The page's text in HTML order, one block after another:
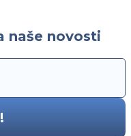
naše novosti